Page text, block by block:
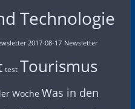
Technologie
2017-08-17 Newsletter
test Tourismus
Woche Was in den